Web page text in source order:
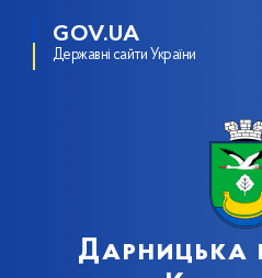
GOV.UA
Державні сайти України
Дарницька